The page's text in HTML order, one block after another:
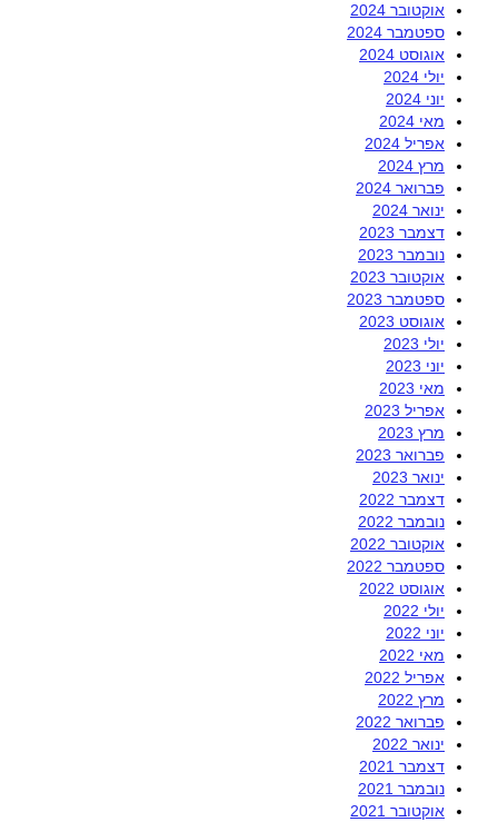
אוקטובר 2024
ספטמבר 2024
אוגוסט 2024
יולי 2024
יוני 2024
מאי 2024
אפריל 2024
מרץ 2024
פברואר 2024
ינואר 2024
דצמבר 2023
נובמבר 2023
אוקטובר 2023
ספטמבר 2023
אוגוסט 2023
יולי 2023
יוני 2023
מאי 2023
אפריל 2023
מרץ 2023
פברואר 2023
ינואר 2023
דצמבר 2022
נובמבר 2022
אוקטובר 2022
ספטמבר 2022
אוגוסט 2022
יולי 2022
יוני 2022
מאי 2022
אפריל 2022
מרץ 2022
פברואר 2022
ינואר 2022
דצמבר 2021
נובמבר 2021
אוקטובר 2021